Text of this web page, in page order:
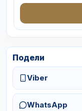
Подели
Viber
WhatsApp